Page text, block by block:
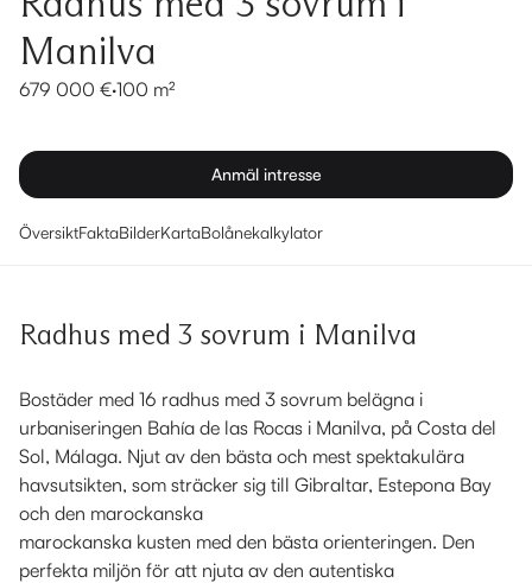
Manilva
679 000 €·100 m²
Anmäl intresse
ÖversiktFaktaBilderKartaBolånekalkylator
Radhus med 3 sovrum i Manilva
Bostäder med 16 radhus med 3 sovrum belägna i
urbaniseringen Bahía de las Rocas i Manilva, på Costa del
Sol, Málaga. Njut av den bästa och mest spektakulära
havsutsikten, som sträcker sig till Gibraltar, Estepona Bay
och den marockanska
marockanska kusten med den bästa orienteringen. Den
perfekta miljön för att njuta av den autentiska